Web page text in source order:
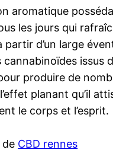
aromatique
les jours qui
partir d’un large
issus
produire de
planant qu’il
le corps et l’esprit.
de CBD rennes